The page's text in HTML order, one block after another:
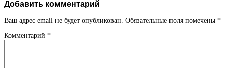
Добавить комментарий
Ваш адрес email не будет опубликован. Обязательные поля помечены *
Комментарий *